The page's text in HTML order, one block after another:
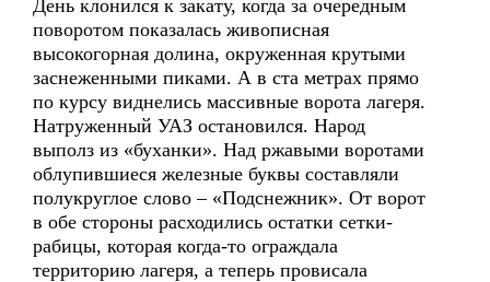
День клонился к закату, когда за очередным
поворотом показалась живописная
высокогорная долина, окруженная крутыми
заснеженными пиками. А в ста метрах прямо
по курсу виднелись массивные ворота лагеря.
Натруженный УАЗ остановился. Народ
выполз из «буханки». Над ржавыми воротами
облупившиеся железные буквы составляли
полукруглое слово – «Подснежник». От ворот
в обе стороны расходились остатки сетки-
рабицы, которая когда-то ограждала
территорию лагеря, а теперь провисала